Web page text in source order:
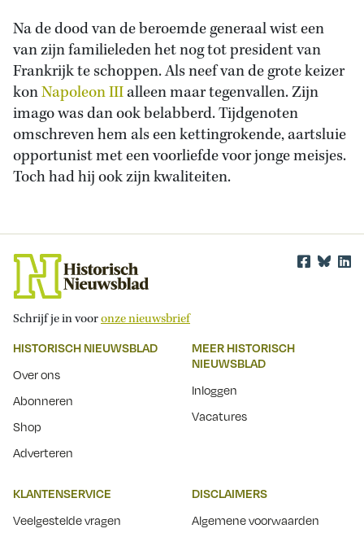
Na de dood van de beroemde generaal wist een
van zijn familieleden het nog tot president van
Frankrijk te schoppen. Als neef van de grote keizer
konNapoleon IIIalleen maar tegenvallen. Zijn
imago was dan ook belabberd. Tijdgenoten
omschreven hem als een kettingrokende, aartsluie
opportunist met een voorliefde voor jonge meisjes.
Toch had hij ook zijn kwaliteiten.
Schrijf je in vooronze nieuwsbrief
HISTORISCH NIEUWSBLAD
Over ons
Abonneren
Shop
Adverteren
MEER HISTORISCH
NIEUWSBLAD
Inloggen
Vacatures
KLANTENSERVICE
Veelgestelde vragen
DISCLAIMERS
Algemene voorwaarden